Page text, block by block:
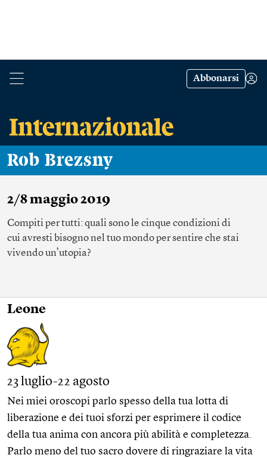
Abbonarsi
Rob Brezsny
2/8 maggio 2019
Compiti per tutti: quali sono le cinque condizioni di
cui avresti bisogno nel tuo mondo per sentire che stai
vivendo un’utopia?
Leone
23 luglio-22 agosto
Nei miei oroscopi parlo spesso della tua lotta di
liberazione e dei tuoi sforzi per esprimere il codice
della tua anima con ancora più abilità e completezza.
Parlo meno del tuo sacro dovere di ringraziare la vita